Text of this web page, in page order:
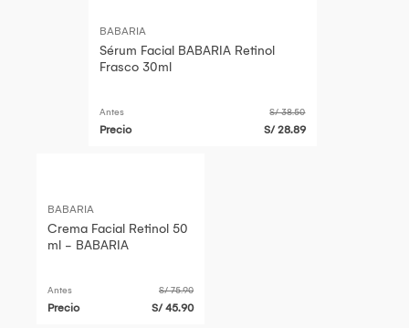
BABARIA
Sérum Facial BABARIA Retinol
Frasco 30ml
Antes S/ 38.50
Precio S/ 28.89
BABARIA
Crema Facial Retinol 50
ml - BABARIA
Antes S/ 75.90
Precio S/ 45.90